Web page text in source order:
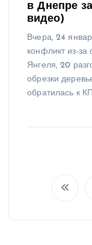
в Днепре
видео)
Вчера, 24
конфликт из-за
Янгеля, 20
обрезки
обратилась к